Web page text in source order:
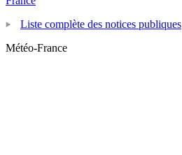
Liste complète des notices publiques
Météo-France